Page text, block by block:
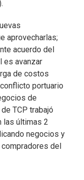
aprovecharlas;
acuerdo del
es avanzar
de costos
portuario
de
TCP trabajó
las últimas 2
negocios y
del